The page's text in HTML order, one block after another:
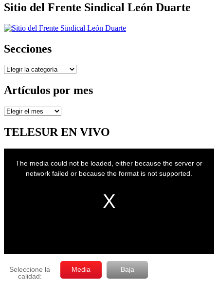
Sitio del Frente Sindical León Duarte
Secciones
Secciones
Artículos por mes
Artículos
mes
TELESUR EN VIVO